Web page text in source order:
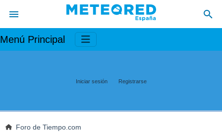
Menú Principal
Iniciar sesión Registrarse
Foro de Tiempo.com